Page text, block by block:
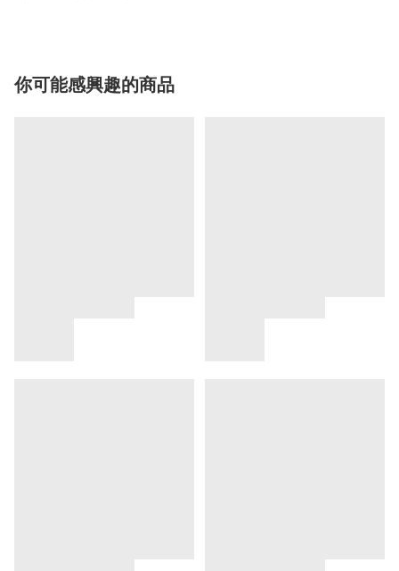
你可能感興趣的商品